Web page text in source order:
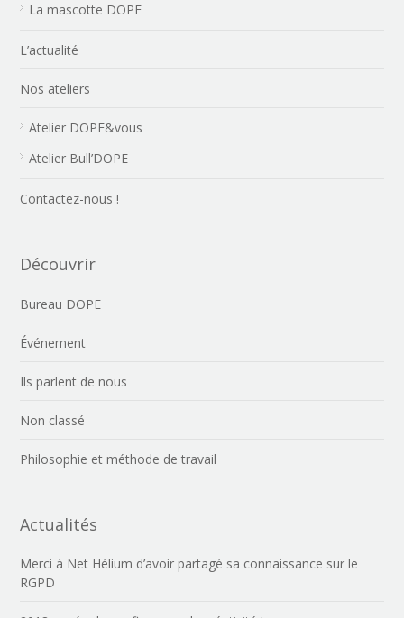
La mascotte DOPE
L’actualité
Nos ateliers
Atelier DOPE&vous
Atelier Bull’DOPE
Contactez-nous !
Découvrir
Bureau DOPE
Événement
Ils parlent de nous
Non classé
Philosophie et méthode de travail
Actualités
Merci à Net Hélium d’avoir partagé sa connaissance sur le
RGPD